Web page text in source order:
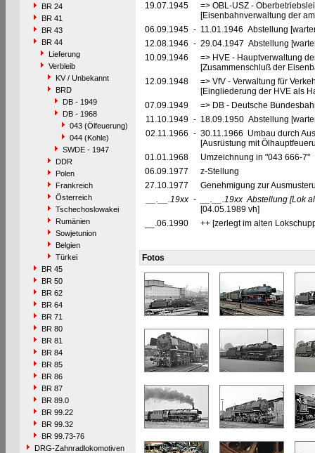
BR 24
BR 41
BR 43
BR 44
Lieferung
Verbleib
KV / Unbekannt
BRD
DB - 1949
DB - 1968
043 (Ölfeuerung)
044 (Kohle)
SWDE - 1947
DDR
Polen
Frankreich
Österreich
Tschechoslowakei
Rumänien
Sowjetunion
Belgien
Türkei
BR 45
BR 50
BR 62
BR 64
BR 71
BR 80
BR 81
BR 84
BR 85
BR 86
BR 87
BR 89.0
BR 99.22
BR 99.32
BR 99.73-76
DRG-Zahnradlokomotiven
19.07.1945
=> OBL-USZ -
[Eisenbahnverwaltung der
06.09.1945 - 11.01.1946 Abstellung
12.08.1946 - 29.04.1947 Abstellung
10.09.1946
=> HVE - Hauptverwaltung
[Zusammenschluß der
12.09.1948
=> VfV - Verwaltung für
[Eingliederung der HVE als
07.09.1949
=> DB - Deutsche
11.10.1949 - 18.09.1950 Abstellung
02.11.1966 - 30.11.1966 Umbau durch
[Ausrüstung mit
01.01.1968
Umzeichnung in "043 666-7"
06.09.1977
z-Stellung
27.10.1977
Genehmigung zur
__.__.19xx - __.__.19xx Abstellung [Lok
[04.05.1989 vh]
__.06.1990
++ [zerlegt im alten
Fotos